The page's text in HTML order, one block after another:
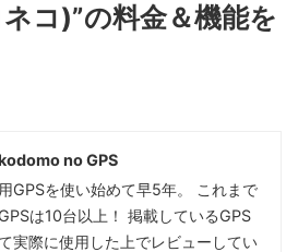
コ)”の料金＆機能を
no GPS
GPSを使い始めて早5年。 これまで
は10台以上！ 掲載しているGPS
実際に使用した上でレビューしてい